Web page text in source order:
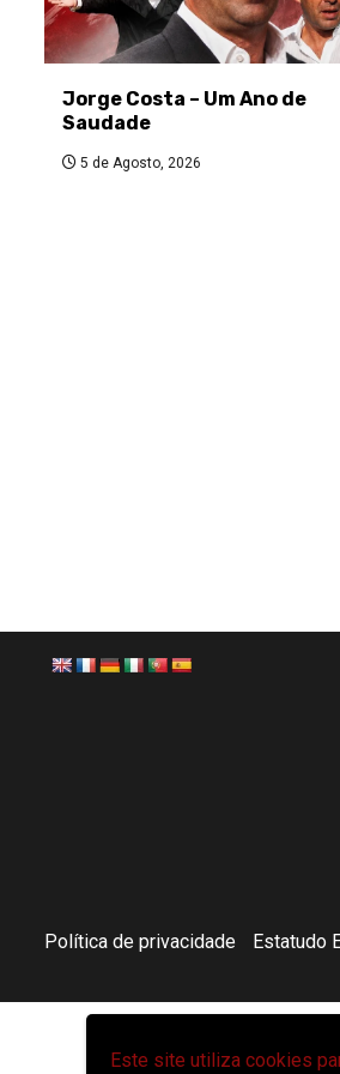
Este site utiliza cookies
Jorge Costa – Um Ano de
Saudade
5 de Agosto, 2026
Política de privacidade Estatudo